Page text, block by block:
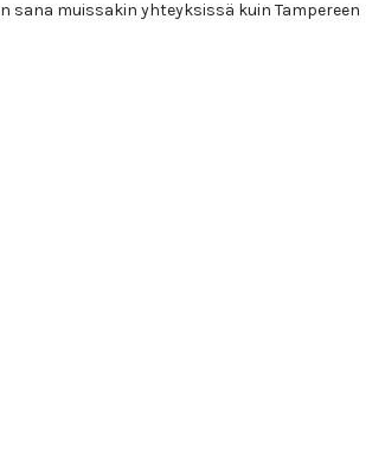
sana muissakin yhteyksissä kuin Tampereen